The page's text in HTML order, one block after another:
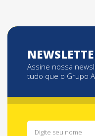
Assine nossa
tudo que o Grupo